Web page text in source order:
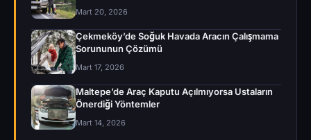
Mart 20, 2026
Çekmeköy’de Soğuk Havada Aracın Çalışmama
Sorununun Çözümü
Mart 17, 2026
Maltepe’de Araç Kaputu Açılmıyorsa Ustaların
Önerdiği Yöntemler
Mart 14, 2026